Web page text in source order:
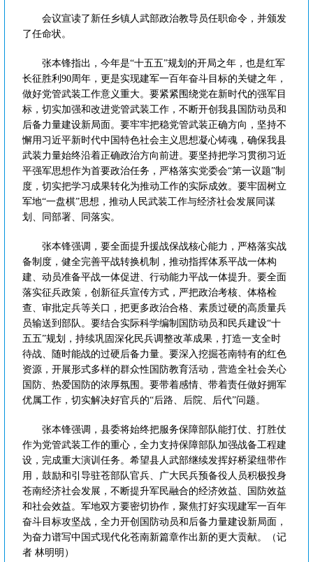
会议宣读了新任乡镇人武部政治教导员任职命令，并颁发
了任命状。
张本锋指出，今年是“十五五”规划的开局之年，也是红军
长征胜利90周年，更是实现建军一百年奋斗目标的关键之年，
做好党管武装工作意义重大。要紧紧围绕党在新时代的强军目
标，切实加强和改进党管武装工作，不断开创我县国防动员和
后备力量建设新局面。要牢牢把稳党管武装正确方向，坚持不
懈用习近平新时代中国特色社会主义思想凝心铸魂，确保我县
武装力量始终沿着正确政治方向前进。要坚持把学习贯彻习近
平强军思想作为首要政治任务，严格落实党委会“第一议题”制
度，切实把学习成果转化为推动工作的实际成效。要牢固树立
军地“一盘棋”思想，推动人民武装工作与经济社会发展同谋
划、同部署、同落实。
张本锋强调，要全面提升援战保战核心能力，严格落实战
备制度，健全完善平战转换机制，推动指挥体系平战一体构
建、动员准备平战一体促进、行动能力平战一体提升。要全面
落实征兵政策，创新征兵宣传方式，严把政治考核、体格检
查、审批定兵等关口，把更多政治合格、素质过硬的高质量兵
员输送到部队。要结合实际科学编制国防动员和民兵建设“十
五五”规划，持续巩固深化民兵调整改革成果，打造一支全时
待战、随时能战的过硬后备力量。要深入挖掘苍南特有的红色
资源，开展形式多样的群众性国防教育活动，营造全社会关心
国防、热爱国防的浓厚氛围。要带着感情、带着责任做好拥军
优属工作，切实解决好官兵的“后路、后院、后代”问题。
张本锋强调，县委将始终把服务保障部队能打仗、打胜仗
作为党管武装工作的重心，全力支持保障部队加强战备工程建
设，完成重大演训任务。希望县人武部继续发挥好桥梁纽带作
用，鼓励和引导驻苍部队官兵、广大民兵预备役人员积极投身
苍南经济社会发展，不断提升军民融合的经济效益、国防效益
和社会效益。军地双方要密切协作，聚焦打好实现建军一百年
奋斗目标攻坚战，全力开创国防动员和后备力量建设新局面，
为奋力谱写中国式现代化苍南新篇章作出新的更大贡献。（记
者 林明明）